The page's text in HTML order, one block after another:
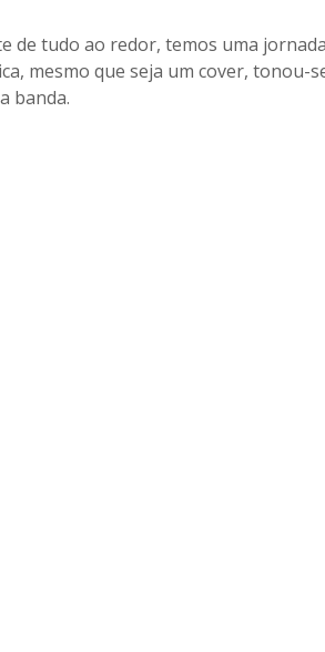
de tudo ao redor, temos uma
mesmo que seja um cover, tonou-
banda.